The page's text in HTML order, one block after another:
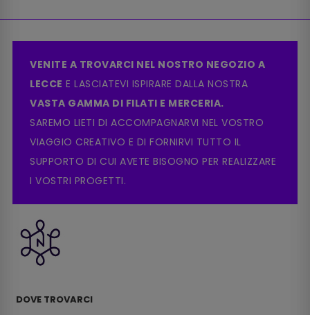
VENITE A TROVARCI NEL NOSTRO NEGOZIO A
LECCE E LASCIATEVI ISPIRARE DALLA NOSTRA
VASTA GAMMA DI FILATI E MERCERIA.
SAREMO LIETI DI ACCOMPAGNARVI NEL VOSTRO
VIAGGIO CREATIVO E DI FORNIRVI TUTTO IL
SUPPORTO DI CUI AVETE BISOGNO PER REALIZZARE
I VOSTRI PROGETTI.
DOVE TROVARCI